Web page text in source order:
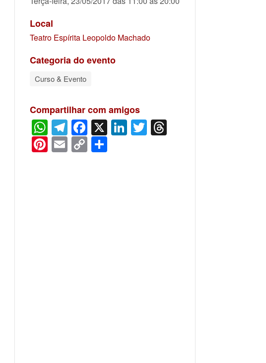
Local
Teatro Espírita Leopoldo Machado
Categoria do evento
Curso & Evento
Compartilhar com amigos
WhatsApp
Telegram
Facebook
X LinkedIn
Twitter
Pinterest
Email
Copy
Link